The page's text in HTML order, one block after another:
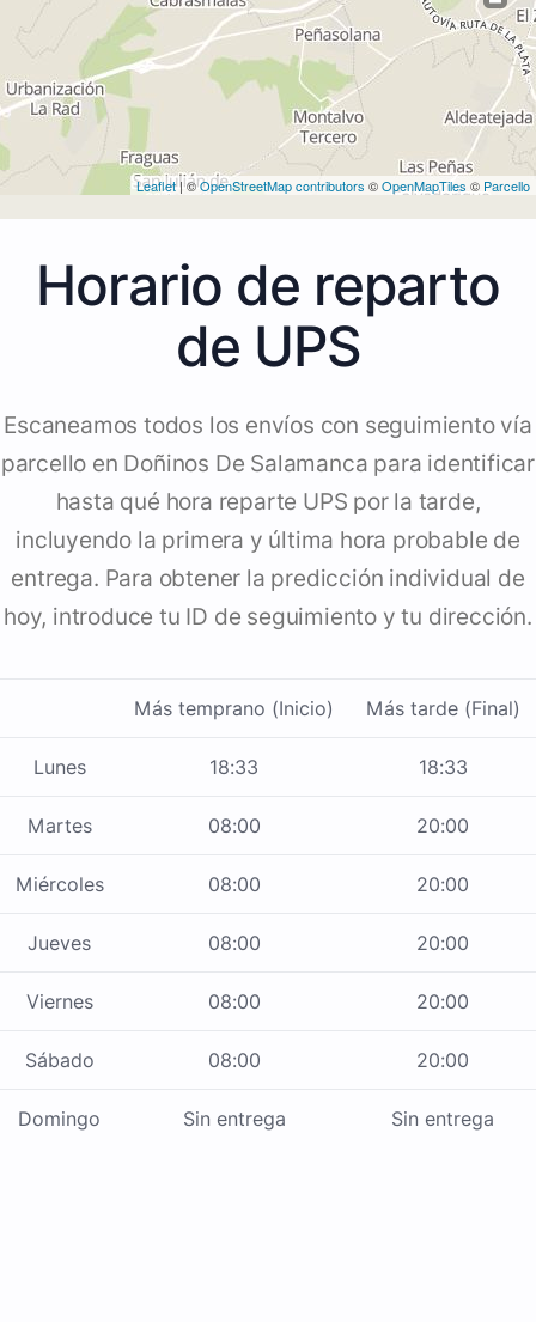
Leaflet| ©OpenStreetMap contributors ©OpenMapTiles © Parcello
Horario de reparto
de UPS
Escaneamos todos los envíos con seguimiento vía
parcello en Doñinos De Salamanca para identificar
hasta qué hora reparte UPS por la tarde,
incluyendo la primera y última hora probable de
entrega. Para obtener la predicción individual de
hoy, introduce tu ID de seguimiento y tu dirección.
Más temprano (Inicio) Más tarde (Final)
Lunes 18:33 18:33
Martes 08:00 20:00
Miércoles 08:00 20:00
Jueves 08:00 20:00
Viernes 08:00 20:00
Sábado 08:00 20:00
Domingo Sin entrega Sin entrega